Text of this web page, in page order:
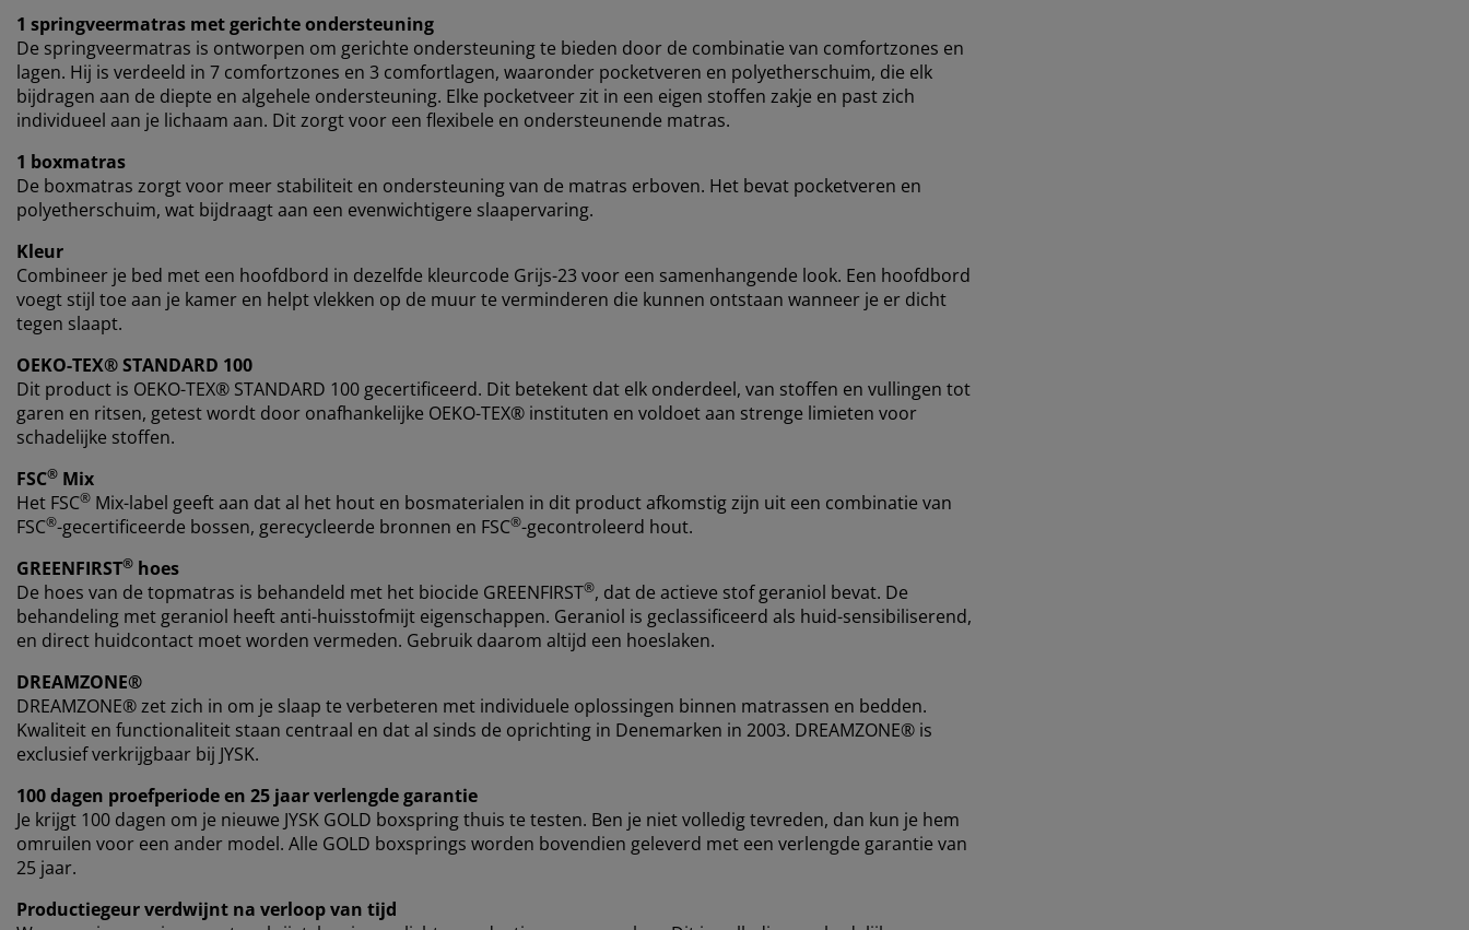
1 springveermatras met gerichte ondersteuning
De springveermatras is ontworpen om gerichte ondersteuning te bieden door de combinatie van comfortzones en
lagen. Hij is verdeeld in 7 comfortzones en 3 comfortlagen, waaronder pocketveren en polyetherschuim, die elk
bijdragen aan de diepte en algehele ondersteuning. Elke pocketveer zit in een eigen stoffen zakje en past zich
individueel aan je lichaam aan. Dit zorgt voor een flexibele en ondersteunende matras.
1 boxmatras
De boxmatras zorgt voor meer stabiliteit en ondersteuning van de matras erboven. Het bevat pocketveren en
polyetherschuim, wat bijdraagt aan een evenwichtigere slaapervaring.
Kleur
Combineer je bed met een hoofdbord in dezelfde kleurcode Grijs-23 voor een samenhangende look. Een hoofdbord
voegt stijl toe aan je kamer en helpt vlekken op de muur te verminderen die kunnen ontstaan wanneer je er dicht
tegen slaapt.
OEKO-TEX® STANDARD 100
Dit product is OEKO-TEX® STANDARD 100 gecertificeerd. Dit betekent dat elk onderdeel, van stoffen en vullingen tot
garen en ritsen, getest wordt door onafhankelijke OEKO-TEX® instituten en voldoet aan strenge limieten voor
schadelijke stoffen.
FSC® Mix
Het FSC® Mix-label geeft aan dat al het hout en bosmaterialen in dit product afkomstig zijn uit een combinatie van
FSC®-gecertificeerde bossen, gerecycleerde bronnen en FSC®-gecontroleerd hout.
GREENFIRST® hoes
De hoes van de topmatras is behandeld met het biocide GREENFIRST®, dat de actieve stof geraniol bevat. De
behandeling met geraniol heeft anti-huisstofmijt eigenschappen. Geraniol is geclassificeerd als huid-sensibiliserend,
en direct huidcontact moet worden vermeden. Gebruik daarom altijd een hoeslaken.
DREAMZONE®
DREAMZONE® zet zich in om je slaap te verbeteren met individuele oplossingen binnen matrassen en bedden.
Kwaliteit en functionaliteit staan centraal en dat al sinds de oprichting in Denemarken in 2003. DREAMZONE® is
exclusief verkrijgbaar bij JYSK.
100 dagen proefperiode en 25 jaar verlengde garantie
Je krijgt 100 dagen om je nieuwe JYSK GOLD boxspring thuis te testen. Ben je niet volledig tevreden, dan kun je hem
omruilen voor een ander model. Alle GOLD boxsprings worden bovendien geleverd met een verlengde garantie van
25 jaar.
Productiegeur verdwijnt na verloop van tijd